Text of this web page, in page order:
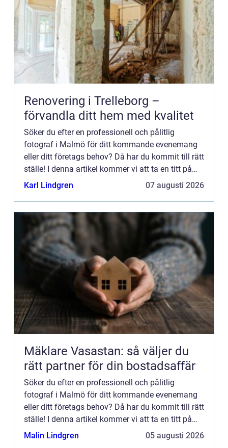
Renovering i Trelleborg –
förvandla ditt hem med kvalitet
Söker du efter en professionell och pålitlig
fotograf i Malmö för ditt kommande evenemang
eller ditt företags behov? Då har du kommit till rätt
ställe! I denna artikel kommer vi att ta en titt på
vad en bra fotograf i Malmö kan erbjuda dig som
Karl Lindgren 07 augusti 2026
Mäklare Vasastan: så väljer du
rätt partner för din bostadsaffär
Söker du efter en professionell och pålitlig
fotograf i Malmö för ditt kommande evenemang
eller ditt företags behov? Då har du kommit till rätt
ställe! I denna artikel kommer vi att ta en titt på
vad en bra fotograf i Malmö kan erbjuda dig som
Malin Lindgren 05 augusti 2026